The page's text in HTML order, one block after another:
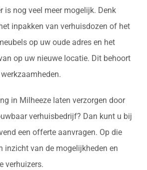
is nog veel meer mogelijk. Denk
inpakken van verhuisdozen of het
op uw oude adres en het
op uw nieuwe locatie. Dit behoort
in Milheeze laten verzorgen door
verhuisbedrijf? Dan kunt u bij
een offerte aanvragen. Op die
inzicht van de mogelijkheden en
verhuizers.